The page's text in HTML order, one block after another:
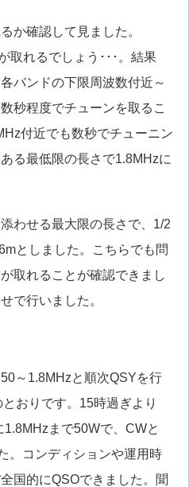
か確認して見ました。
取れるでしょう･･･。結果
バンドの下限周波数付近～
秒程度でチューンを取るこ
付近でも数秒でチューニン
る最低限の長さで1.8MHzに
わせる最大限の長さで、1/2
としました。こちらでも問
取れることが確認できまし
で行いました。
～1.8MHzと順次QSYを行
おりです。15時過ぎより
まで50Wで、CWと
。コンディションや運用時
国的にQSOできました。聞